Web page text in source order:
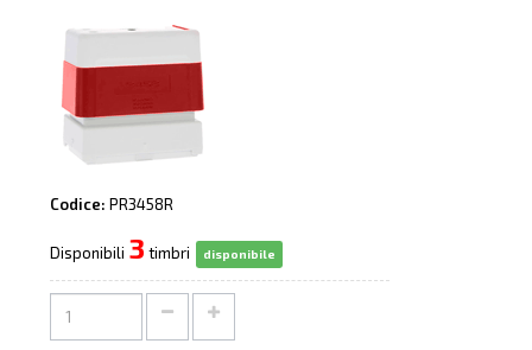
Codice: PR3458R
Disponibili 3 timbri disponibile